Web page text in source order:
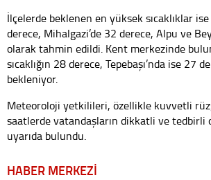
İlçelerde beklenen en yüksek sıcaklıklar ise
derece, Mihalgazi’de 32 derece, Alpu ve
olarak tahmin edildi. Kent merkezinde
sıcaklığın 28 derece, Tepebaşı’nda ise 27
bekleniyor.
Meteoroloji yetkilileri, özellikle kuvvetli
saatlerde vatandaşların dikkatli ve tedbirli
uyarıda bulundu.
HABER MERKEZİ